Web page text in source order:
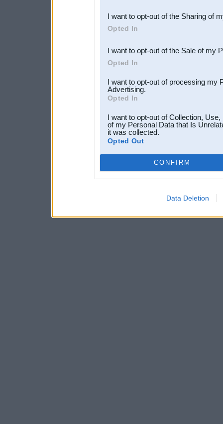
Downstream Participants
third parties.
I want to opt-out of the Sharing of
Opted In
I want to opt-out of the Sale of my
Opted In
I want to opt-out of processing my
Advertising.
Opted In
I want to opt-out of Collection,
of my Personal Data that Is
it was collected.
Opted Out
CONFIRM
Data Deletion